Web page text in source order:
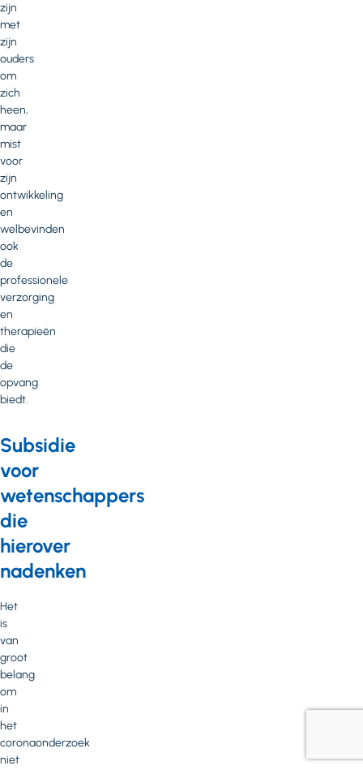
zijn
met
zijn
ouders
om
zich
heen,
maar
mist
voor
zijn
ontwikkeling
en
welbevinden
ook
de
professionele
verzorging
en
therapieën
die
de
opvang
biedt.
Subsidie
voor
wetenschappers
die
hierover
nadenken
Het
is
van
groot
belang
om
in
het
coronaonderzoek
niet